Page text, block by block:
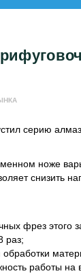
серию
ноже
снизить
фрез этого
раз;
работы на